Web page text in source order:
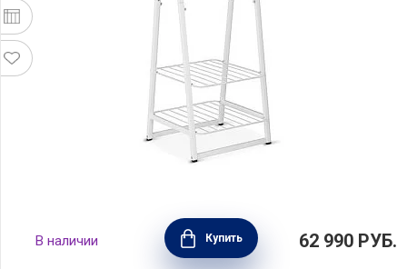
Вешалка-сушилка для одежды Linn малая
60,6x57,5x190 см, металл + бамбук, цвет
белый, Brabantia, Бельгия, 118227
В наличии Купить 62 990 РУБ.